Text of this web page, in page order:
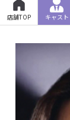
店舗TOP キャスト